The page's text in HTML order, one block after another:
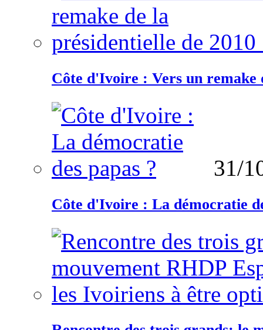
Côte d'Ivoire : Vers un remake
31/
Côte d'Ivoire : La démocratie